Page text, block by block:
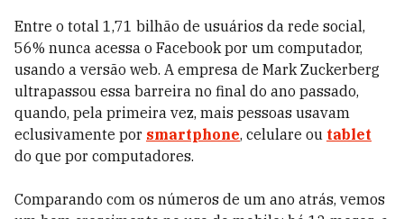
Entre o total 1,71 bilhão de usuários da rede social,
56% nunca acessa o Facebook por um computador,
usando a versão web. A empresa de Mark Zuckerberg
ultrapassou essa barreira no final do ano passado,
quando, pela primeira vez, mais pessoas usavam
eclusivamente por smartphone, celulare ou tablet
do que por computadores.
Comparando com os números de um ano atrás, vemos